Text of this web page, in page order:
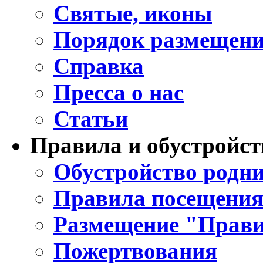
Святые, иконы
Порядок
Справка
Пресса о нас
Статьи
Правила и
Обустройство
Правила
Размещение
Пожертвования